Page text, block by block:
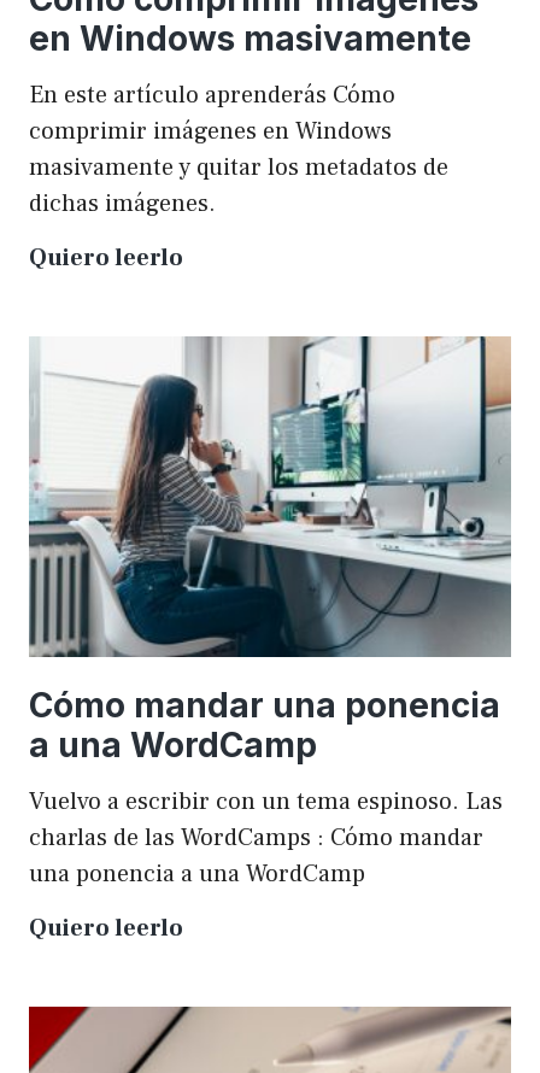
en Windows masivamente
En este artículo aprenderás Cómo
comprimir imágenes en Windows
masivamente y quitar los metadatos de
dichas imágenes.
Quiero leerlo
imágenes
Windows
masivamente
Cómo mandar una ponencia
a una WordCamp
Vuelvo a escribir con un tema espinoso. Las
charlas de las WordCamps : Cómo mandar
una ponencia a una WordCamp
Quiero leerlo
una